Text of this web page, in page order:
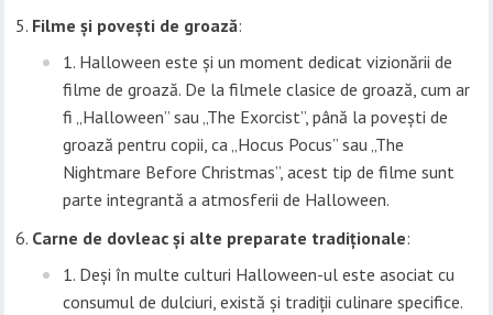
Filme și povești de groază:
Halloween este și un moment dedicat vizionării de
filme de groază. De la filmele clasice de groază, cum ar
fi „Halloween” sau „The Exorcist”, până la povești de
groază pentru copii, ca „Hocus Pocus” sau „The
Nightmare Before Christmas”, acest tip de filme sunt
parte integrantă a atmosferii de Halloween.
Carne de dovleac și alte preparate tradiționale:
Deși în multe culturi Halloween-ul este asociat cu
consumul de dulciuri, există și tradiții culinare specifice.